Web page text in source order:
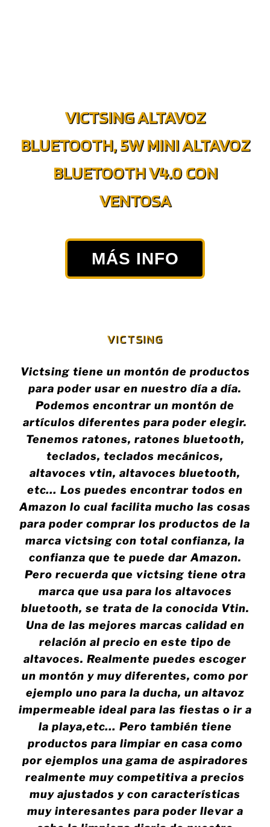
VICTSING ALTAVOZ
BLUETOOTH, 5W MINI ALTAVOZ
BLUETOOTH V4.0 CON
VENTOSA
MÁS INFO
VICTSING
Victsing tiene un montón de productos
para poder usar en nuestro día a día.
Podemos encontrar un montón de
artículos diferentes para poder elegir.
Tenemos ratones, ratones bluetooth,
teclados, teclados mecánicos,
altavoces vtin, altavoces bluetooth,
etc… Los puedes encontrar todos en
Amazon lo cual facilita mucho las cosas
para poder comprar los productos de la
marca victsing con total confianza, la
confianza que te puede dar Amazon.
Pero recuerda que victsing tiene otra
marca que usa para los altavoces
bluetooth, se trata de la conocida Vtin.
Una de las mejores marcas calidad en
relación al precio en este tipo de
altavoces. Realmente puedes escoger
un montón y muy diferentes, como por
ejemplo uno para la ducha, un altavoz
impermeable ideal para las fiestas o ir a
la playa,etc… Pero también tiene
productos para limpiar en casa como
por ejemplos una gama de aspiradores
realmente muy competitiva a precios
muy ajustados y con características
muy interesantes para poder llevar a